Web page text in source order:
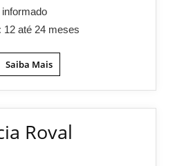
informado
12 até 24 meses
Saiba Mais
Roval